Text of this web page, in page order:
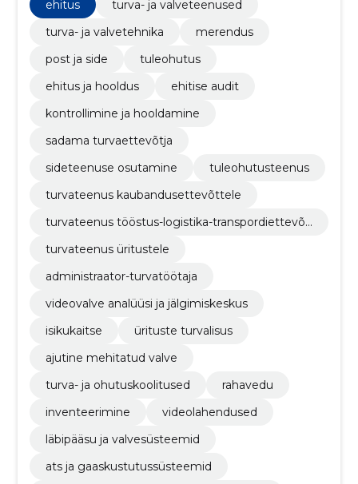
ehitus
turva- ja valveteenused
turva- ja valvetehnika
merendus
post ja side
tuleohutus
ehitus ja hooldus
ehitise audit
kontrollimine ja hooldamine
sadama turvaettevõtja
sideteenuse osutamine
tuleohutusteenus
turvateenus kaubandusettevõttele
turvateenus tööstus-logistika-transpordiettevõt
turvateenus üritustele
administraator-turvatöötaja
videovalve analüüsi ja jälgimiskeskus
isikukaitse
ürituste turvalisus
ajutine mehitatud valve
turva- ja ohutuskoolitused
rahavedu
inventeerimine
videolahendused
läbipääsu ja valvesüsteemid
ats ja gaaskustutussüsteemid